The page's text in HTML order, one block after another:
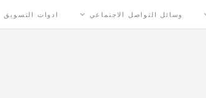
وسائل التواصل الاجتماعي ادوات التسويق